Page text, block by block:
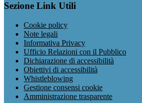
Sezione Link Utili
Cookie policy
Note legali
Informativa Privacy
Ufficio Relazioni con il Pubblico
Dichiarazione di accessibilità
Obiettivi di accessibilità
Whistleblowing
Gestione consensi cookie
Amministrazione trasparente